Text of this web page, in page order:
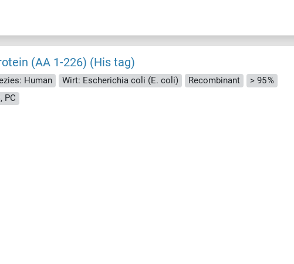
(AA 1-226) (His tag)
Human Wirt: Escherichia coli (E. coli) Recombinant
> 95 %
PC